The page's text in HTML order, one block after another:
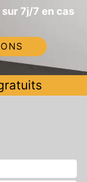
7j/7 en cas